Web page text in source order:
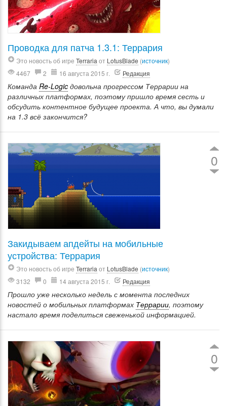
Проводка для патча 1.3.1: Террария
Это новость об игре Terraria от LotusBlade (источник)
4467
2 16 августа 2015 г. Редакция
Команда Re-Logic довольна прогрессом Террарии на
различных платформах, поэтому пришло время сесть и
обсудить контентное будущее проекта. А что, вы думали
на 1.3 всё закончится?
0
Закидываем апдейты на мобильные
устройства: Террария
Это новость об игре Terraria от LotusBlade (источник)
3132
0 14 августа 2015 г. Редакция
Прошло уже несколько недель с момента последних
новостей о мобильных платформах Террарии, поэтому
настало время поделиться свеженькой информацией.
0